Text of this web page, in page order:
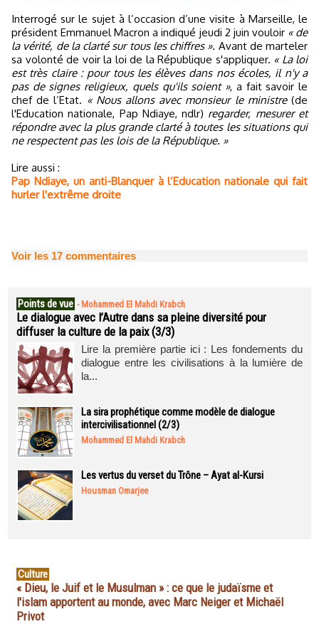
Interrogé sur le sujet à l’occasion d’une visite à Marseille, le
président Emmanuel Macron a indiqué jeudi 2 juin vouloir « de
la vérité, de la clarté sur tous les chiffres ». Avant de marteler
sa volonté de voir la loi de la République s'appliquer. « La loi
est très claire : pour tous les élèves dans nos écoles, il n'y a
pas de signes religieux, quels qu'ils soient », a fait savoir le
chef de l’Etat. « Nous allons avec monsieur le ministre(de
l'Education nationale, Pap Ndiaye, ndlr) regarder, mesurer et
répondre avec la plus grande clarté à toutes les situations qui
ne respectent pas les lois de la République. »
Lire aussi :
Pap Ndiaye, un anti-Blanquer à l’Education nationale qui fait
hurler l'extrême droite
Voir les 17 commentaires
Points de vue - Mohammed El Mahdi Krabch
Le dialogue avec l’Autre dans sa pleine diversité pour
diffuser la culture de la paix (3/3)
Lire la première partie ici : Les fondements du
dialogue entre les civilisations à la lumière de
la...
La sira prophétique comme modèle de dialogue
intercivilisationnel (2/3)
Mohammed El Mahdi Krabch
Les vertus du verset du Trône – Ayat al-Kursi
Housman Omarjee
Culture
« Dieu, le Juif et le Musulman » : ce que le judaïsme et
l'islam apportent au monde, avec Marc Neiger et Michaël
Privot